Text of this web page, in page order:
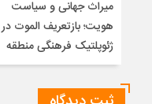
میراث جهانی و سیاست
هویت؛ بازتعریف الموت در
ژئوپلتیک فرهنگی منطقه